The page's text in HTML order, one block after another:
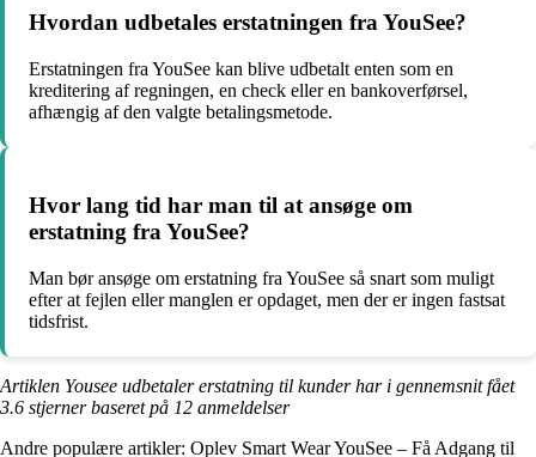
Hvordan udbetales erstatningen fra YouSee?
Erstatningen fra YouSee kan blive udbetalt enten som en
kreditering af regningen, en check eller en bankoverførsel,
afhængig af den valgte betalingsmetode.
Hvor lang tid har man til at ansøge om
erstatning fra YouSee?
Man bør ansøge om erstatning fra YouSee så snart som muligt
efter at fejlen eller manglen er opdaget, men der er ingen fastsat
tidsfrist.
Artiklen Yousee udbetaler erstatning til kunder har i gennemsnit fået
3.6 stjerner baseret på 12 anmeldelser
Andre populære artikler: Oplev Smart Wear YouSee – Få Adgang til